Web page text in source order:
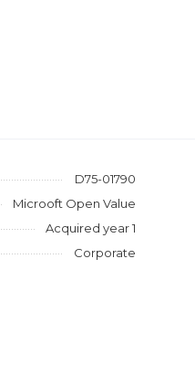
D75-01790
Microoft Open Value
Acquired year 1
Corporate